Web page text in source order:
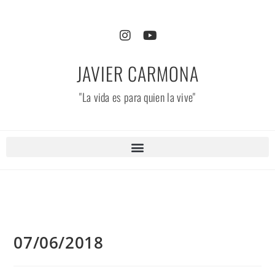
JAVIER CARMONA
"La vida es para quien la vive"
07/06/2018